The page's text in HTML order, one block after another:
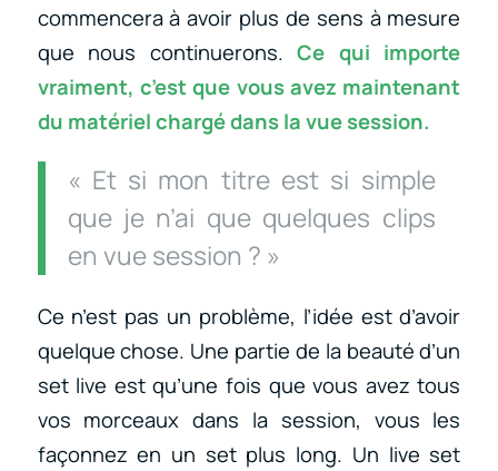
commencera à avoir plus de sens à mesure
que nous continuerons.Ce qui importe
vraiment, c’est que vous avez maintenant
du matériel chargé dans la vue session.
« Et si mon titre est si simple
que je n’ai que quelques clips
en vue session ? »
Ce n’est pas un problème, l’idée est d’avoir
quelque chose. Une partie de la beauté d’un
set live est qu’une fois que vous avez tous
vos morceaux dans la session, vous les
façonnez en un set plus long. Un live set